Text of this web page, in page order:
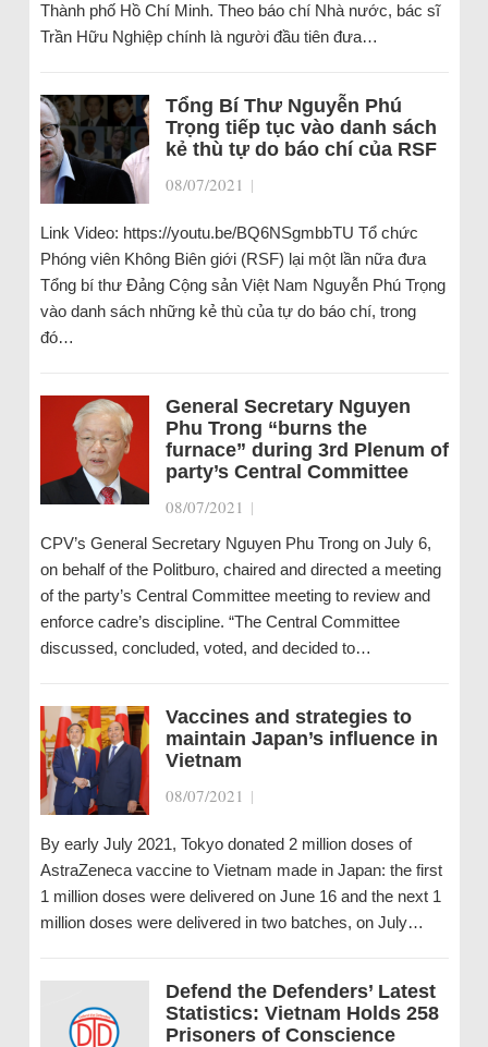
Thành phố Hồ Chí Minh. Theo báo chí Nhà nước, bác sĩ
Trần Hữu Nghiệp chính là người đầu tiên đưa…
Tổng Bí Thư Nguyễn Phú
Trọng tiếp tục vào danh sách
kẻ thù tự do báo chí của RSF
08/07/2021 |
Link Video: https://youtu.be/BQ6NSgmbbTU Tổ chức
Phóng viên Không Biên giới (RSF) lại một lần nữa đưa
Tổng bí thư Ðảng Cộng sản Việt Nam Nguyễn Phú Trọng
vào danh sách những kẻ thù của tự do báo chí, trong
đó…
General Secretary Nguyen
Phu Trong “burns the
furnace” during 3rd Plenum of
party’s Central Committee
08/07/2021 |
CPV’s General Secretary Nguyen Phu Trong on July 6,
on behalf of the Politburo, chaired and directed a meeting
of the party’s Central Committee meeting to review and
enforce cadre’s discipline. “The Central Committee
discussed, concluded, voted, and decided to…
Vaccines and strategies to
maintain Japan’s influence in
Vietnam
08/07/2021 |
By early July 2021, Tokyo donated 2 million doses of
AstraZeneca vaccine to Vietnam made in Japan: the first
1 million doses were delivered on June 16 and the next 1
million doses were delivered in two batches, on July…
Defend the Defenders’ Latest
Statistics: Vietnam Holds 258
Prisoners of Conscience